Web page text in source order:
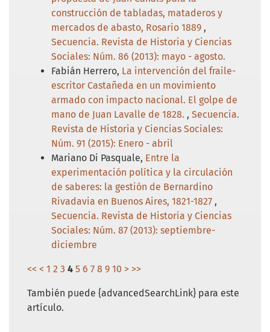
construcción de tabladas, mataderos y
mercados de abasto, Rosario 1889 ,
Secuencia. Revista de Historia y Ciencias
Sociales: Núm. 86 (2013): mayo - agosto.
Fabián Herrero, La intervención del fraile-
escritor Castañeda en un movimiento
armado con impacto nacional. El golpe de
mano de Juan Lavalle de 1828. , Secuencia.
Revista de Historia y Ciencias Sociales:
Núm. 91 (2015): Enero - abril
Mariano Di Pasquale, Entre la
experimentación política y la circulación
de saberes: la gestión de Bernardino
Rivadavia en Buenos Aires, 1821-1827 ,
Secuencia. Revista de Historia y Ciencias
Sociales: Núm. 87 (2013): septiembre-
diciembre
<< < 1 2 3 4 5 6 7 8 9 10 > >>
También puede {advancedSearchLink} para este
artículo.